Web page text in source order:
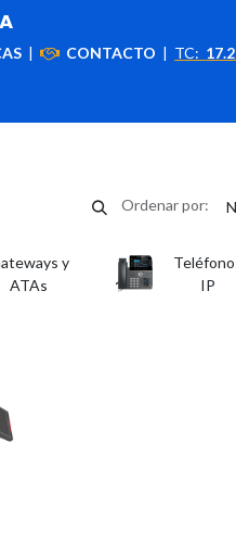
| CONTACTO | TC:
Ordenar por:
y
ATAs
IP